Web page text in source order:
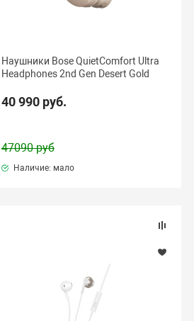
Наушники Bose QuietComfort Ultra
Headphones 2nd Gen Desert Gold
40 990 руб.
47090 руб
Наличие: мало